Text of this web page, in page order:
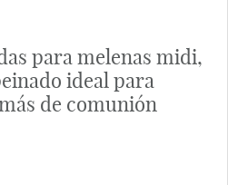
para melenas midi,
ideal para
de comunión